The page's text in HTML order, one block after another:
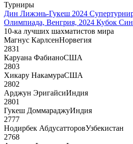
Турниры
Дин Лижэнь-Гукеш 2024
Олимпиада, Венгрия, 2024 Кубок
10-ка лучших шахматистов мира
Магнус КарлсенНорвегия
2831
Каруана ФабианоСША
2803
Хикару НакамураСША
2802
Арджун ЭригайсиИндия
2801
Гукеш ДоммараджуИндия
2777
Нодирбек АбдусатторовУзбекистан
2768